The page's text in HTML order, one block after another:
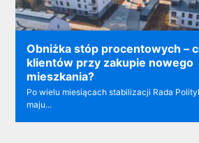
Obniżka stóp procentowych –
klientów przy zakupie nowego
mieszkania?
Po wielu miesiącach stabilizacji Rada
maju...